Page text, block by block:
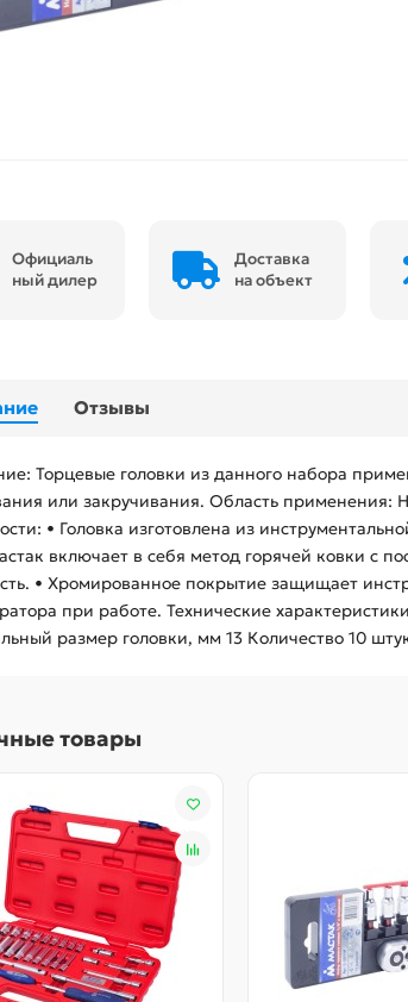
Официаль
ный дилер
Доставка
на объект
Отзывы
Торцевые головки из данного набора
или закручивания. Область применения:
• Головка изготовлена из
включает в себя метод горячей ковки с
• Хромированное покрытие защищает
при работе. Технические
размер головки, мм 13 Количество 10
товары